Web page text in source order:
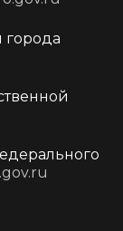
города